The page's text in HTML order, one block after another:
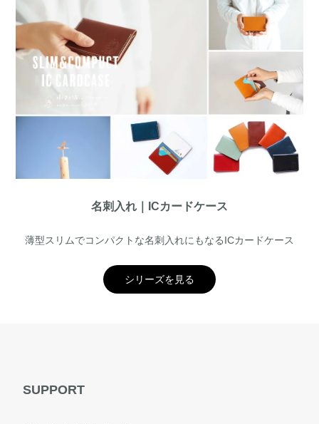
名刺入れ｜ICカードケース
薄型スリムでコンパクトな名刺入れにもなるICカードケース
シリーズを見る
SUPPORT